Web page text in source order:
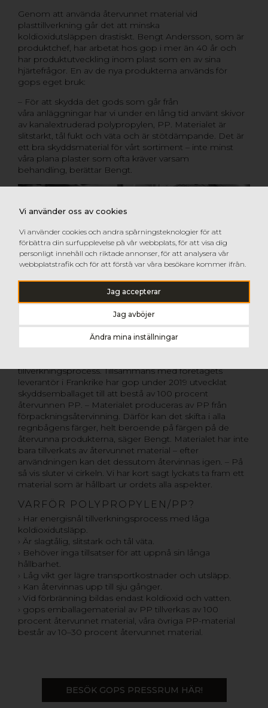
Vi använder oss av cookies
Vi använder cookies och andra spårningsteknologier för att
förbättra din surfupplevelse på vår webbplats, för att visa dig
personligt innehåll och riktade annonser, för att analysera vår
webbplatstrafik och för att förstå var våra besökare kommer ifrån.
Jag accepterar
Jag avböjer
Ändra mina inställningar
Genom att använda återvunnet material vid
plasttillverkning går det att minska
koldioxidutsläppen drastiskt. Bengt Andersson, som är
produktchef, har arbetat hos gop i mer än 40 år och
har produktutveckling inom plast som en av sina
hjärtefrågor. En av de nya produkterna används för
gops eget bruk:
– För att skydda det gods som går från
våra anläggningar har vi under en lång tid använt skivor
av kanalextruderad polypropylen, PP. Materialet är
slitstarkt, tål fukt och väta och är stötdämpande. Det är
ett bra skyddsmaterial för vårt sortiment – inte minst
våra plana plaster som ofta kräver varsam
behandling, berättar Bengt.
Emballagematerialets låga vikt innebär att
miljöpåverkan vid transport kan hållas nere. gop ville
tillverkningsprocess. Tillsammans med företagets
leverantör i Frankrike har gop under 2019 utvecklat
skyddsemballaget till att bestå av 100 procent
återvunnen PP. – Materialet produceras av PP från
förpackningsåtervinning. Därför kan det skifta i alla
regnbågens färger, helt beroende på färgen på de
återvunna produkterna, säger Bengt. Materialet har inte
bara tillverkats av återvunnet material – efter
användningen kan det dessutom återvinnas igen. – På
så vis sluter vi cirkeln. Vi har kort sagt lyckats ta fram ett
material som är hållbart ur ordets alla aspekter.
VARFÖR POLYPROPYLEN/PP?
› Har energisnål tillverkningsprocess med låga
koldioxidutsläpp.
› Är slagtålig, slitstark och tål väta.
› Behöver inga tillsatser för att uppnå sin långa
hållbarhet.
› Låg vikt ger lägre transportkostnader och utsläpp.
› Kan återvinnas upp till sju gånger.
› Vid förbränning bildas endast koldioxid och vatten.
› gops emballagematerial av PP tillverkas av 100
procent återvunnet material, våra övriga PP-material
består av 10–30 procent återvunnet material.
BESÖK GOPS PRESSRUM HÄR!